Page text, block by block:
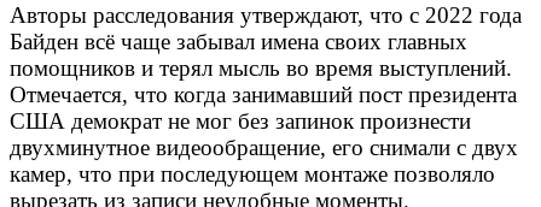
Авторы расследования утверждают, что с 2022 года
Байден всё чаще забывал имена своих главных
помощников и терял мысль во время выступлений.
Отмечается, что когда занимавший пост президента
США демократ не мог без запинок произнести
двухминутное видеообращение, его снимали с двух
камер, что при последующем монтаже позволяло
вырезать из записи неудобные моменты.